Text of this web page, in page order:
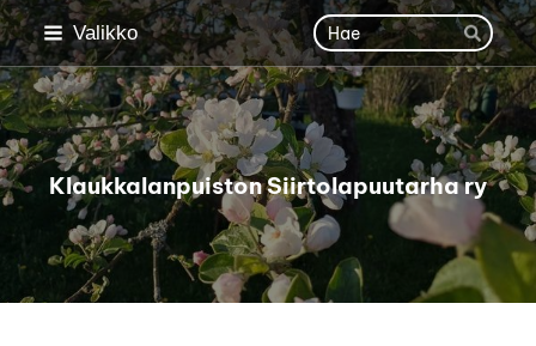
Siirry
sivun
sisältöön
Valikko Haku
Hae
Klaukkalanpuiston Siirtolapuutarha ry